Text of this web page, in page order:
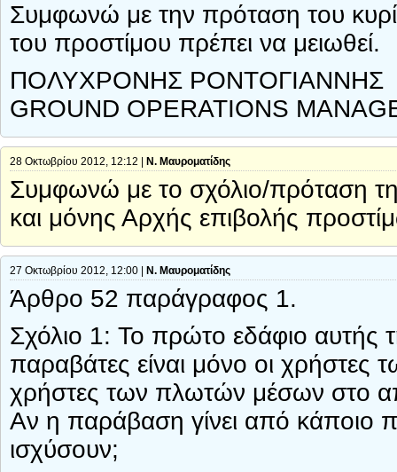
Συμφωνώ με την πρόταση του
του προστίμου πρέπει να μειωθεί.
ΠΟΛΥΧΡΟΝΗΣ ΡΟΝΤΟΓΙΑΝΝΗΣ
GROUND OPERATIONS
28 Οκτωβρίου 2012, 12:12 | Ν. Μαυροματίδης
Συμφωνώ με το σχόλιο/πρόταση
και μόνης Αρχής επιβολής
27 Οκτωβρίου 2012, 12:00 | Ν. Μαυροματίδης
Άρθρο 52 παράγραφος 1.
Σχόλιο 1: Το πρώτο εδάφιο αυτής
παραβάτες είναι μόνο οι
χρήστες των πλωτών μέσων στο
Αν η παράβαση γίνει από κάποιο
ισχύσουν;